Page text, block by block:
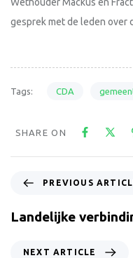
gesprek met de leden over
Tags: CDA
SHARE ON
PREVIOUS
Landelijke
NEXT ARTICLE